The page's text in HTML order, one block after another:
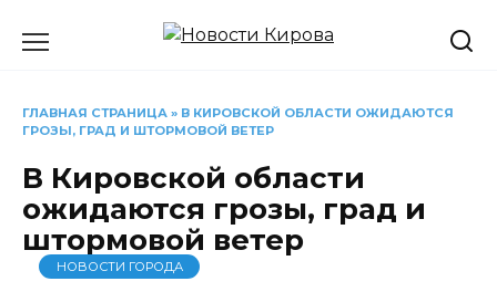
ГЛАВНАЯ СТРАНИЦА » В КИРОВСКОЙ ОБЛАСТИ ОЖИДАЮТСЯ
ГРОЗЫ, ГРАД И ШТОРМОВОЙ ВЕТЕР
В Кировской области
ожидаются грозы, град и
штормовой ветер
НОВОСТИ ГОРОДА